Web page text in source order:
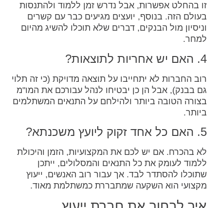
זו בהחלט אפשרות, אבל נדרש זמן ללמוד ולהתנסות
בעולם הזה. בנוסף, יועצים מגיעים כבר עם קשרים
וניסיון מול הבנקים, דברים שלא תוכלו להשיג מהיום
למחר.
4. האם יש אחריות לתוצאות?
רוב החברות לא יתחייבו על תוצאה מדויקת (כי זה תלוי
גם בבנק), אבל הן כן יבטיחו לנהל עבורכם את המו"מ
בצורה הטובה ביותר ולהילחם על התנאים המשתלמים
ביותר.
5. האם כל אחד זקוק ליועץ משכנתא?
לא בהכרח. אם יש לכם את המקצועיות, הזמן והיכולת
ללמוד לעומק את כל התנאים והמסלולים, ייתכן
שתוכלו להסתדר לבד. אך עבור רוב האנשים, ייעוץ
מקצועי הוא השקעה שמתבררת כמשתלמת מאוד.